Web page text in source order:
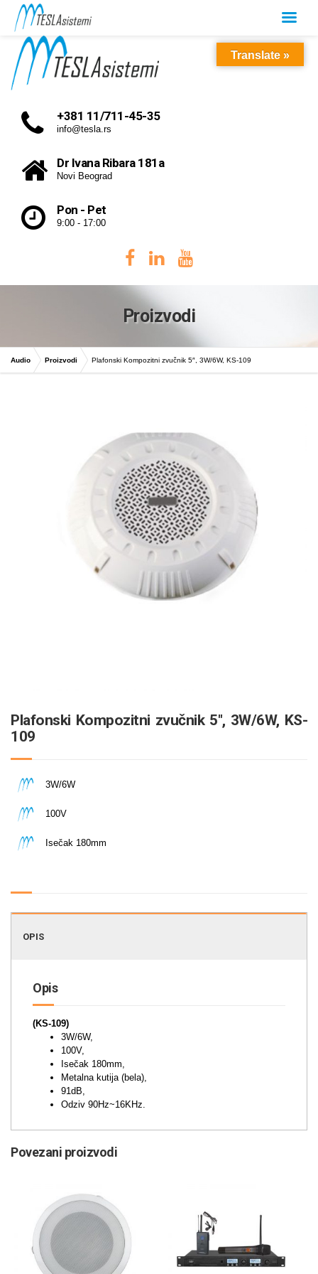
+381 11/711-45-35
info@tesla.rs
Dr Ivana Ribara 181a
Novi Beograd
Pon - Pet
9:00 - 17:00
Proizvodi
Audio Proizvodi Plafonski Kompozitni zvučnik 5″, 3W/6W, KS-109
Plafonski Kompozitni zvučnik 5″, 3W/6W, KS-
109
3W/6W
100V
Isečak 180mm
OPIS
Opis
(KS-109)
3W/6W,
100V,
Isečak 180mm,
Metalna kutija (bela),
91dB,
Odziv 90Hz~16KHz.
Povezani proizvodi
Translate »